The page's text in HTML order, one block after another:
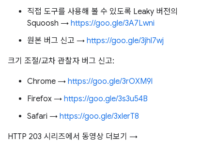
직접 도구를 사용해 볼 수 있도록 Leaky 버전의
Squoosh → https://goo.gle/3A7Lwni
원본 버그 신고 → https://goo.gle/3jhl7wj
크기 조절/교차 관찰자 버그 신고:
Chrome → https://goo.gle/3rOXM9l
Firefox → https://goo.gle/3s3u54B
Safari → https://goo.gle/3xlerT8
HTTP 203 시리즈에서 동영상 더보기 →